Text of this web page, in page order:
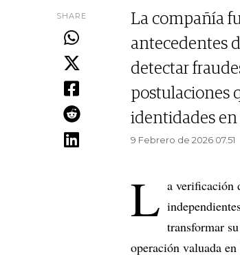
SHARE
La compañía
antecedentes
detectar
postulaciones
identidades en
9 Febrero de 2026 07.51
L a verificación
transformar
operación valuada en